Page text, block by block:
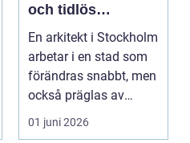
och tidlös
arkitektur i
huvudstaden
En arkitekt i Stockholm
arbetar i en stad som
förändras snabbt, men
också präglas av
starka historis...
01 juni 2026